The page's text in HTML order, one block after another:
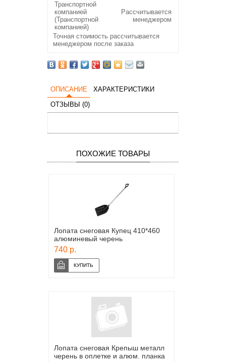
Транспортной
компанией
(Транспортной
компанией)
Рассчитывается
менеджером
Точная стоимость рассчитывается
менеджером после заказа
ОПИСАНИЕ
ХАРАКТЕРИСТИКИ
ОТЗЫВЫ (0)
ПОХОЖИЕ ТОВАРЫ
Лопата снеговая Купец 410*460
алюминевый черень
740 р.
Лопата снеговая Крепыш металл
черень в оплетке и алюм. планка